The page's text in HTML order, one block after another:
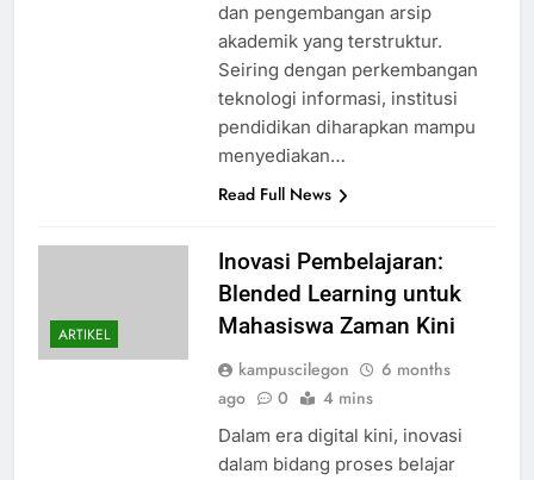
dan pengembangan arsip
akademik yang terstruktur.
Seiring dengan perkembangan
teknologi informasi, institusi
pendidikan diharapkan mampu
menyediakan…
Read Full News
ARTIKEL
Inovasi Pembelajaran:
Blended Learning untuk
Mahasiswa Zaman Kini
kampuscilegon
6 months
ago
0 4 mins
Dalam era digital kini, inovasi
dalam bidang proses belajar